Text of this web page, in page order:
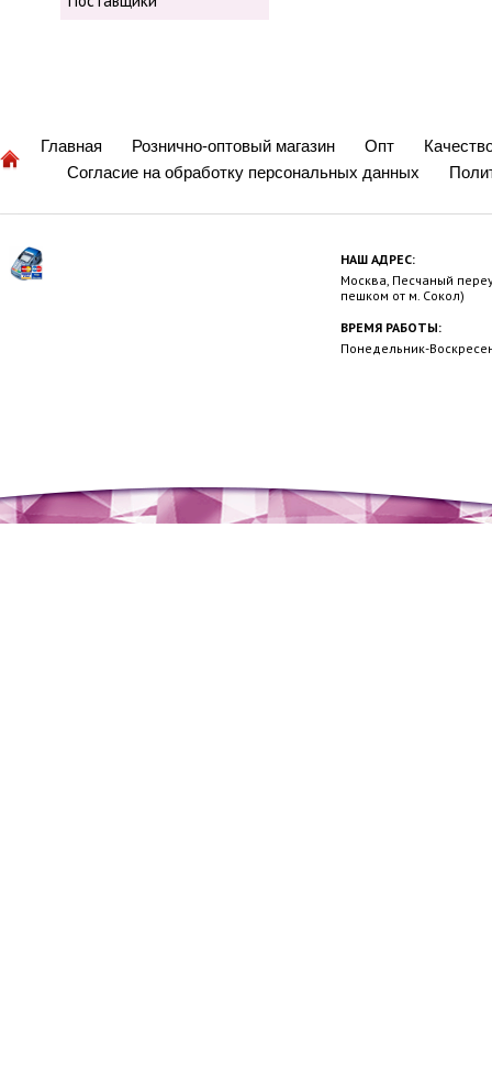
Главная Рознично-оптовый магазин Опт
Согласие на обработку персональных данных
НАШ АДРЕС:
Москва, Песчаный
пешком от м. Сокол)
ВРЕМЯ РАБОТЫ:
Понедельник-